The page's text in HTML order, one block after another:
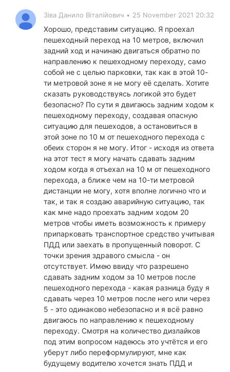
Зіва Данило Віталійович • 25 November 2021 20:32
Хорошо, представим ситуацию. Я проехал
пешеходный переход на 10 метров, включил
задний ход и начинаю двигаться обратно по
направлению к пешеходному переходу, само
собой не с целью парковки, так как в этой 10-
ти метровой зоне я не могу её сделать. Хотите
сказать руководствуясь логикой это будет
безопасно? По сути я двигаюсь задним ходом к
пешеходному переходу, создавая опасную
ситуацию для пешеходов, а остановиться в
этой зоне по 10 м от пешеходного перехода с
обеих сторон я не могу. Итог - исходя из ответа
на этот тест я могу начать сдавать задним
ходом когда я отъехал на 10 м от пешеходного
перехода, а ближе чем на 10-ти метровой
дистанции не могу, хотя вполне логично что и
так, и так я создаю аварийную ситуацию, так
как мне надо проехать задним ходом 20
метров чтобы иметь возможность к примеру
припарковать транспортное средство учитывая
ПДД или заехать в пропущенный поворот. С
точки зрения здравого смысла - он
отсутствует. Имею ввиду что разрешено
сдавать задним ходом за 10 метров после
пешеходного перехода - какая разница буду я
сдавать через 10 метров после него или через
5 - это одинаково небезопасно и я всё равно
двигаюсь по направлению к пешеходному
переходу. Смотря на количество дизлайков
под этим вопросом надеюсь это учтётся и его
уберут либо переформулируют, мне как
будущему водителю хочется знать ПДД и